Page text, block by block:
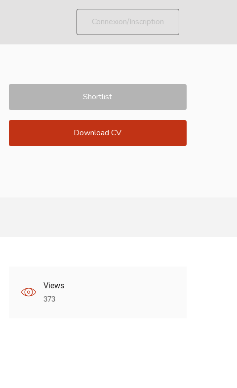
Connexion/Inscription
Shortlist
Download CV
Views
373